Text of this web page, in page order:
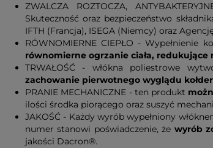
ZWALCZA ROZTOCZA,
Skuteczność oraz bezpieczeństwo
IFTH (Francja), ISEGA (Niemcy) oraz
RÓWNOMIERNE CIEPŁO -
równomierne ogrzanie ciała,
TRWAŁOŚĆ - włókna poliestrowe
zachowanie pierwotnego wyglądu
PRANIE MECHANICZNE - ten produkt
ilości środka piorącego oraz suszyć
JAKOŚĆ - Każdy wyrób wypełniony
numer stanowi poświadczenie, że wyrób
jakości Dacron®.